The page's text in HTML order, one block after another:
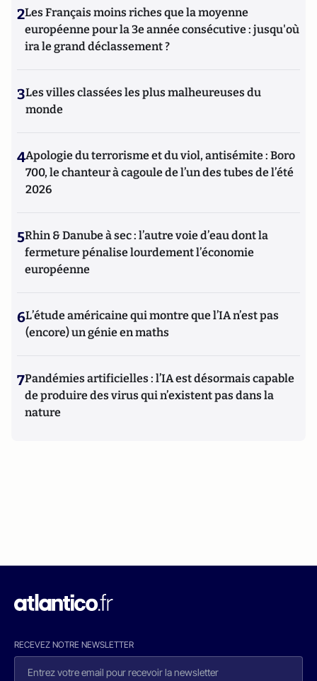
2Les Français moins riches que la moyenne
européenne pour la 3e année consécutive : jusqu'où
ira le grand déclassement ?
3Les villes classées les plus malheureuses du
monde
4Apologie du terrorisme et du viol, antisémite : Boro
700, le chanteur à cagoule de l’un des tubes de l’été
2026
5Rhin & Danube à sec : l’autre voie d’eau dont la
fermeture pénalise lourdement l’économie
européenne
6L’étude américaine qui montre que l’IA n’est pas
(encore) un génie en maths
7Pandémies artificielles : l’IA est désormais capable
de produire des virus qui n’existent pas dans la
nature
RECEVEZ NOTRE NEWSLETTER